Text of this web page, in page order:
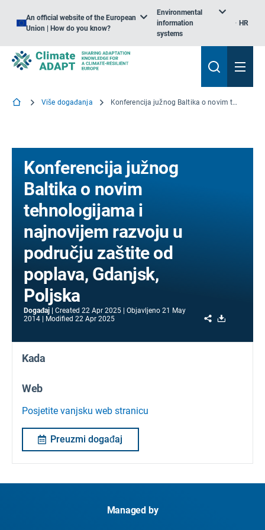
An official website of the European
Union | How do you know?
Environmental
information
systems
HR
Više događanja Konferencija južnog Baltika o novim tehnologijama i najnovijem razvoju u području zaštite od poplava, Gdanjsk, Poljska
Konferencija južnog
Baltika o novim
tehnologijama i
najnovijem razvoju u
području zaštite od
poplava, Gdanjsk,
Poljska
Događaj Created 22 Apr 2025 Objavljeno 21 May
2014
Modified 22 Apr 2025 Share
Kada
Web
Posjetite vanjsku web stranicu
Preuzmi događaj
Managed by